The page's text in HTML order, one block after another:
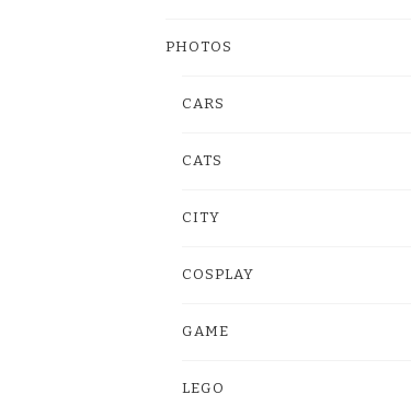
PHOTOS
CARS
CATS
CITY
COSPLAY
GAME
LEGO